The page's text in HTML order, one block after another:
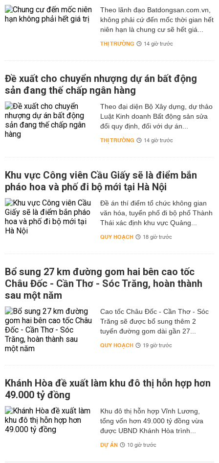
Theo lãnh đạo Batdongsan.com.vn,
không phải cứ đến mốc thời gian hết
niên hạn là chung cư sẽ hết giá...
THỊ TRƯỜNG 14 giờ trước
Đề xuất cho chuyển nhượng dự án bất động
sản đang thế chấp ngân hàng
Theo đại diện Bộ Xây dựng, dự thảo
Luật Kinh doanh Bất động sản sửa
đổi quy định, đối với dự án...
THỊ TRƯỜNG 14 giờ trước
Khu vực Công viên Cầu Giấy sẽ là điểm bắn
pháo hoa và phố đi bộ mới tại Hà Nội
Đề án thí điểm tổ chức không gian
văn hóa, tuyến phố đi bộ phố Thành
Thái xác định khu vực Quảng...
QUY HOẠCH 18 giờ trước
Bổ sung 27 km đường gom hai bên cao tốc
Châu Đốc - Cần Thơ - Sóc Trăng, hoàn thành
sau một năm
Cao tốc Châu Đốc - Cần Thơ - Sóc
Trăng sẽ được bổ sung thêm 2
tuyến đường gom dài gần 27...
QUY HOẠCH 19 giờ trước
Khánh Hòa đề xuất làm khu đô thị hỗn hợp hơn
49.000 tỷ đồng
Khu đô thị hỗn hợp Vĩnh Lương,
tổng vốn hơn 49.000 tỷ đồng vừa
được UBND Khánh Hòa trình...
DỰ ÁN 10 giờ trước